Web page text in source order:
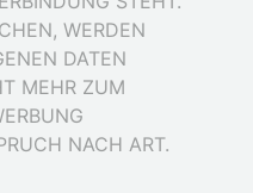
WERDEN
DATEN
MEHR ZUM
NACH ART.